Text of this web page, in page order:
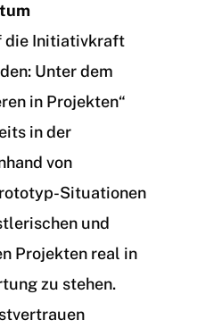
die Initiativkraft
Unter dem
in Projekten“
in der
von
Situationen
und
Projekten real in
zu stehen.